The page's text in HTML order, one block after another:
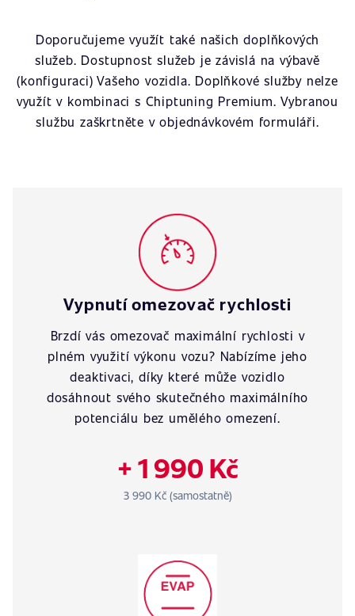
Doporučujeme využít také našich doplňkových
služeb. Dostupnost služeb je závislá na výbavě
(konfiguraci) Vašeho vozidla. Doplňkové služby nelze
využít v kombinaci s Chiptuning Premium. Vybranou
službu zaškrtněte v objednávkovém formuláři.
Vypnutí omezovač rychlosti
Brzdí vás omezovač maximální rychlosti v
plném využití výkonu vozu? Nabízíme jeho
deaktivaci, díky které může vozidlo
dosáhnout svého skutečného maximálního
potenciálu bez umělého omezení.
+ 1 990 Kč
3 990 Kč (samostatně)